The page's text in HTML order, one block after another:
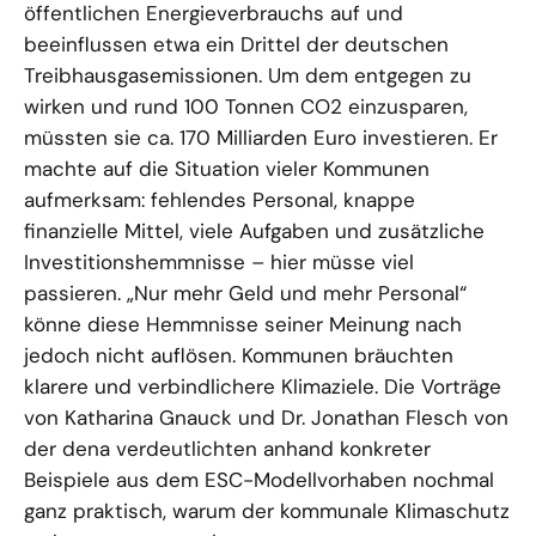
öffentlichen Energieverbrauchs auf und
beeinflussen etwa ein Drittel der deutschen
Treibhausgasemissionen. Um dem entgegen zu
wirken und rund 100 Tonnen CO2 einzusparen,
müssten sie ca. 170 Milliarden Euro investieren. Er
machte auf die Situation vieler Kommunen
aufmerksam: fehlendes Personal, knappe
finanzielle Mittel, viele Aufgaben und zusätzliche
Investitionshemmnisse – hier müsse viel
passieren. „Nur mehr Geld und mehr Personal“
könne diese Hemmnisse seiner Meinung nach
jedoch nicht auflösen. Kommunen bräuchten
klarere und verbindlichere Klimaziele. Die Vorträge
von Katharina Gnauck und Dr. Jonathan Flesch von
der dena verdeutlichten anhand konkreter
Beispiele aus dem ESC-Modellvorhaben nochmal
ganz praktisch, warum der kommunale Klimaschutz